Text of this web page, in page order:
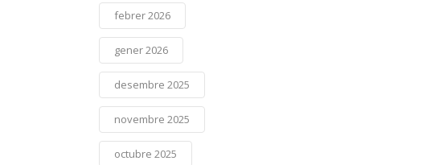
febrer 2026
gener 2026
desembre 2025
novembre 2025
octubre 2025